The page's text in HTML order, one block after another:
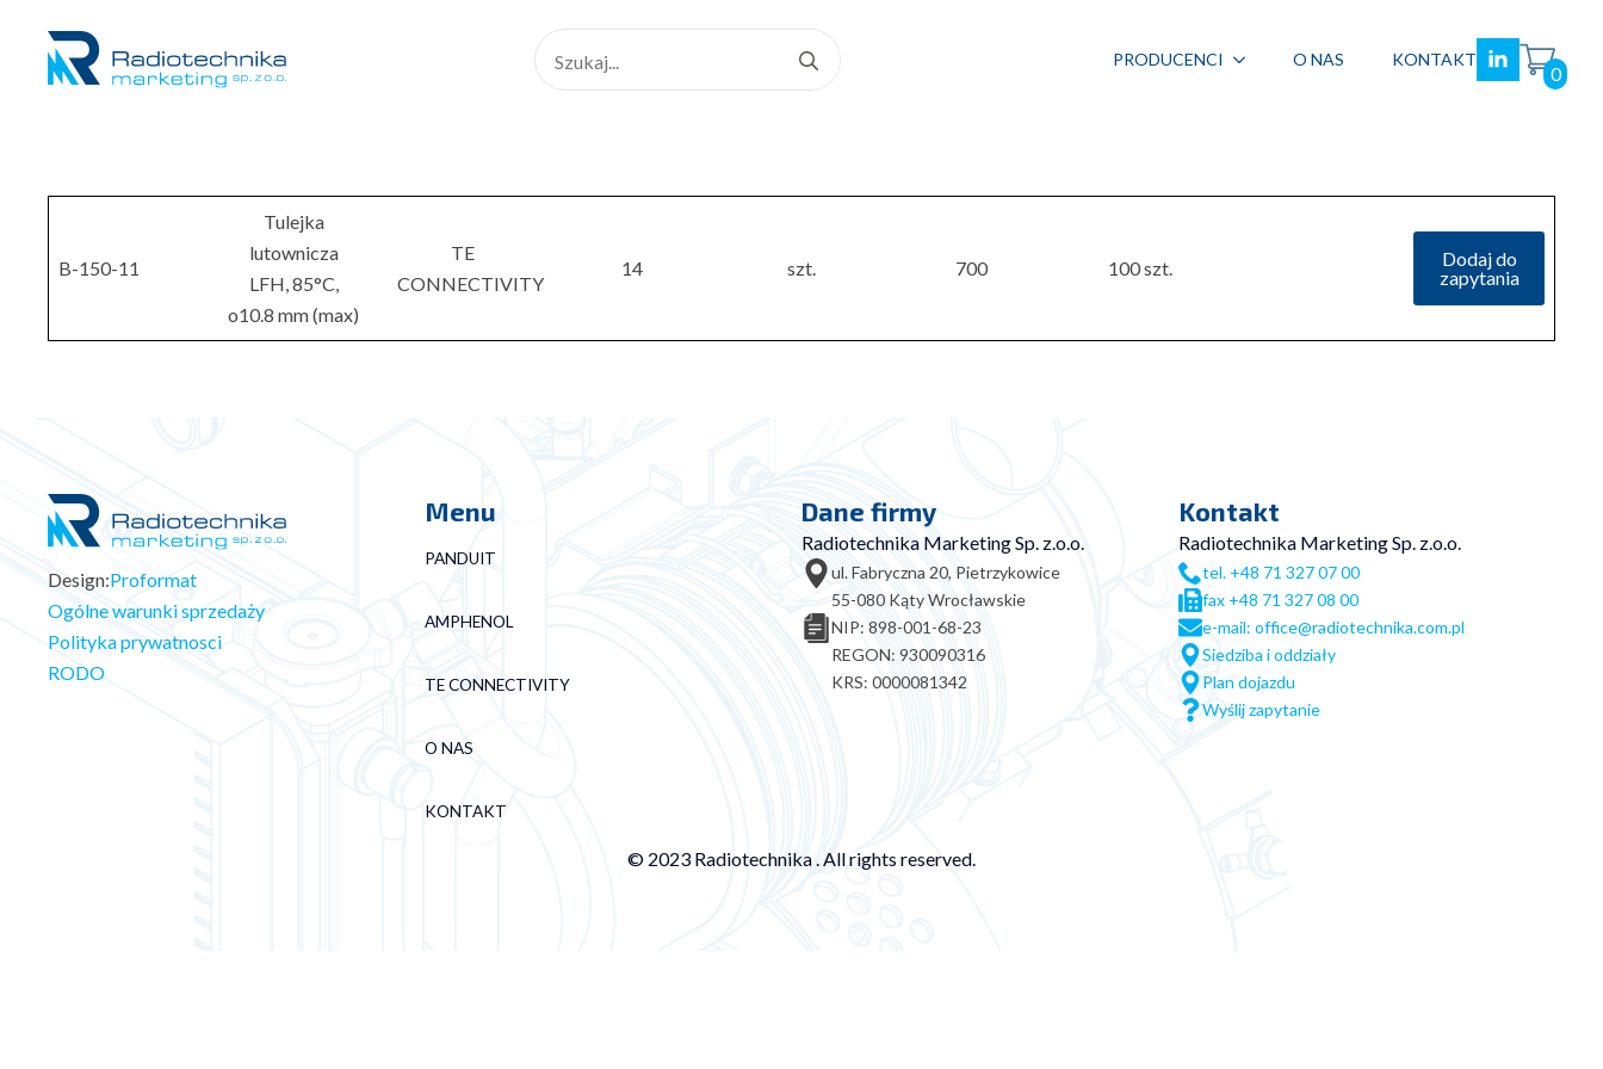
for:
PRODUCENCI O NAS KONTAKT
0
B-150-11
Tulejka
lutownicza
LFH, 85°C,
o10.8 mm (max)
TE
CONNECTIVITY
14 szt. 700 100 szt.
Dodaj do
zapytania
Design:Proformat
Ogólne warunki sprzedaży
Polityka prywatnosci
RODO
Menu
PANDUIT
AMPHENOL
TE CONNECTIVITY
O NAS
KONTAKT
Dane firmy
Radiotechnika Marketing Sp. z.o.o.
ul. Fabryczna 20, Pietrzykowice
55-080 Kąty Wrocławskie
NIP: 898-001-68-23
REGON: 930090316
KRS: 0000081342
Kontakt
Radiotechnika Marketing Sp. z.o.o.
tel. +48 71 327 07 00
fax +48 71 327 08 00
e-mail: office@radiotechnika.com.pl
Siedziba i oddziały
Plan dojazdu
Wyślij zapytanie
© 2023 Radiotechnika . All rights reserved.